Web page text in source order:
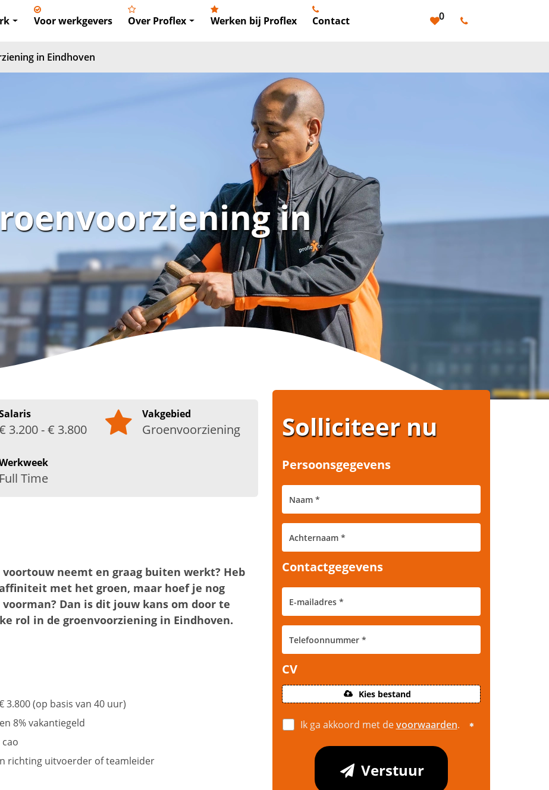
Voor werkgevers Over Proflex Werken bij Proflex Contact 0
in Eindhoven
in
3.200 - € 3.800
Vakgebied
Groenvoorziening
Full Time
neemt en graag buiten werkt? Heb
met het groen, maar hoef je nog
Dan is dit jouw kans om door te
rol in de groenvoorziening in Eindhoven.
3.800 (op basis van 40 uur)
8% vakantiegeld
richting uitvoerder of teamleider
Solliciteer nu
Persoonsgegevens
Contactgegevens
CV
Kies bestand
Ik ga akkoord met devoorwaarden.
Verstuur